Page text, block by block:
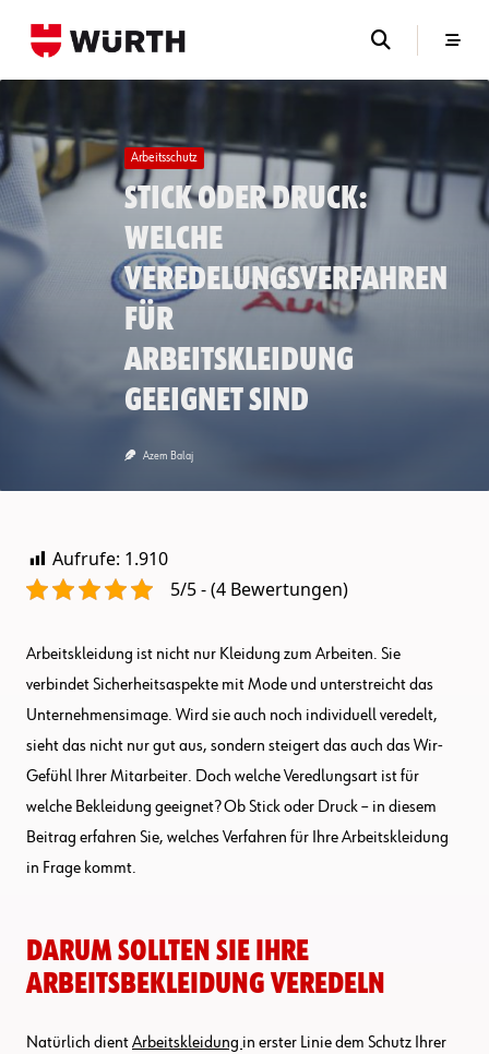
Arbeitsschutz
Stick oder Druck:
Welche
Veredelungsverfahren
für
Arbeitskleidung
geeignet sind
Azem Balaj
Aufrufe: 1.910
5/5 - (4 Bewertungen)
Arbeitskleidung ist nicht nur Kleidung zum Arbeiten. Sie
verbindet Sicherheitsaspekte mit Mode und unterstreicht das
Unternehmensimage. Wird sie auch noch individuell veredelt,
sieht das nicht nur gut aus, sondern steigert das auch das Wir-
Gefühl Ihrer Mitarbeiter. Doch welche Veredlungsart ist für
welche Bekleidung geeignet? Ob Stick oder Druck – in diesem
Beitrag erfahren Sie, welches Verfahren für Ihre Arbeitskleidung
in Frage kommt.
Darum sollten Sie Ihre
Arbeitsbekleidung veredeln
Natürlich dientArbeitskleidung in erster Linie dem Schutz Ihrer